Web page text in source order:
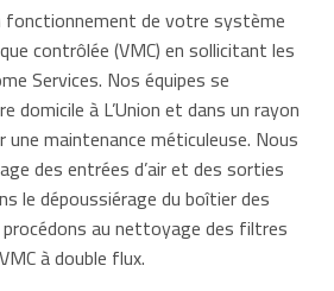
de votre système
contrôlée (VMC) en sollicitant les
Services. Nos équipes se
domicile à L’Union et dans un rayon
une maintenance méticuleuse. Nous
des entrées d’air et des sorties
le dépoussiérage du boîtier des
au nettoyage des filtres
à double flux.